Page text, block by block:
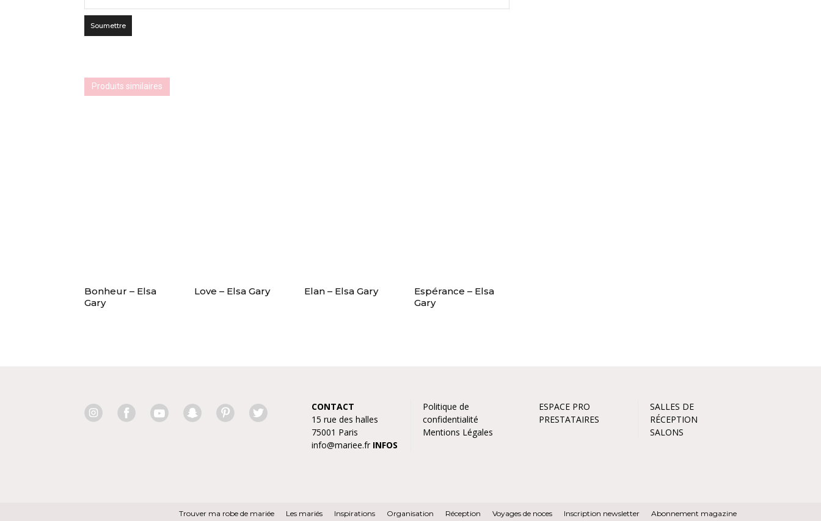
Produits similaires
Bonheur – Elsa
Gary
Love – Elsa Gary Elan – Elsa Gary
Espérance – Elsa
Gary
CONTACT
15 rue des halles
75001 Paris
info@mariee.fr INFOS
Politique de
confidentialité
Mentions Légales
ESPACE PRO
PRESTATAIRES
SALLES DE
RÉCEPTION
SALONS
Trouver ma robe de mariée Les mariés Inspirations Organisation Réception Voyages de noces Inscription newsletter Abonnement magazine